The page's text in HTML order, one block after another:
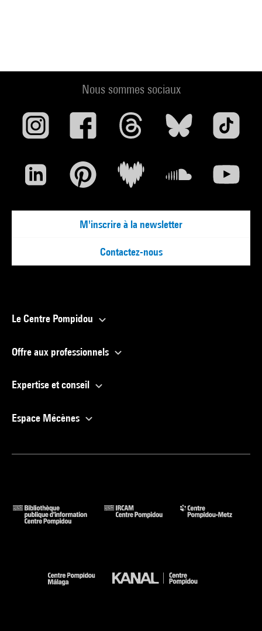
Nous sommes sociaux
M'inscrire à la newsletter
Contactez-nous
Le Centre Pompidou
Offre aux professionnels
Expertise et conseil
Espace Mécènes